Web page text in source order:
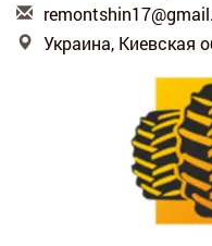
remontshin17@gmail.
Украина, Киевская